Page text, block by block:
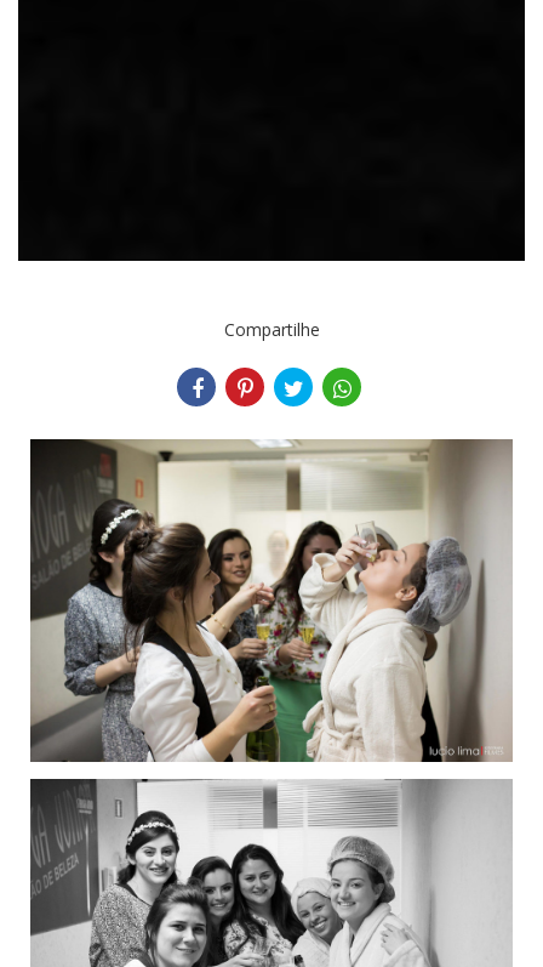
Compartilhe